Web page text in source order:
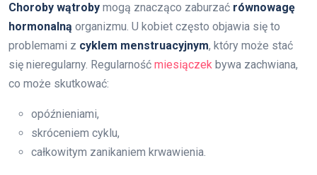
Choroby wątroby mogą znacząco zaburzać równowagę
hormonalną organizmu. U kobiet często objawia się to
problemami z cyklem menstruacyjnym, który może stać
się nieregularny. Regularność miesiączek bywa zachwiana,
co może skutkować:
opóźnieniami,
skróceniem cyklu,
całkowitym zanikaniem krwawienia.